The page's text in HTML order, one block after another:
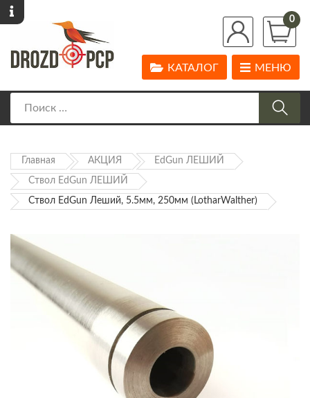
0
МЕНЮ
КАТАЛОГ
Главная АКЦИЯ EdGun ЛЕШИЙ
Ствол EdGun ЛЕШИЙ
Ствол EdGun Леший, 5.5мм, 250мм (LotharWalther)